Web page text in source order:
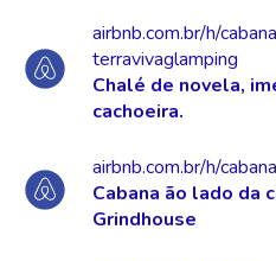
airbnb.com.br/h/
terravivaglamping
Chalé de novela,
cachoeira.
airbnb.com.br/h/
Cabana ão lado da
Grindhouse